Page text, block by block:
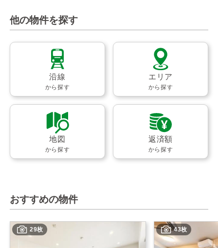
他の物件を探す
沿線
から探す
エリア
から探す
地図
から探す
返済額
から探す
おすすめの物件
29枚 43枚